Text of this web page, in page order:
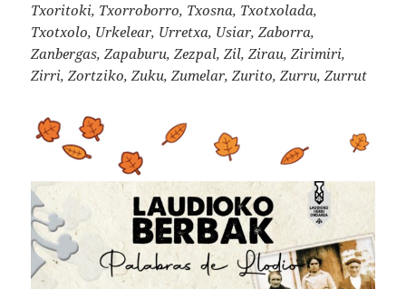
Txoritoki, Txorroborro, Txosna, Txotxolada,
Txotxolo, Urkelear, Urretxa, Usiar, Zaborra,
Zanbergas, Zapaburu, Zezpal, Zil, Zirau, Zirimiri,
Zirri, Zortziko, Zuku, Zumelar, Zurito, Zurru, Zurrut